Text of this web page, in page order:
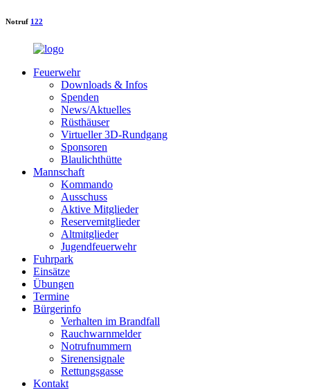
Notruf 122
Feuerwehr
Downloads & Infos
Spenden
News/Aktuelles
Rüsthäuser
Virtueller 3D-Rundgang
Sponsoren
Blaulichthütte
Mannschaft
Kommando
Ausschuss
Aktive Mitglieder
Reservemitglieder
Altmitglieder
Jugendfeuerwehr
Fuhrpark
Einsätze
Übungen
Termine
Bürgerinfo
Verhalten im Brandfall
Rauchwarnmelder
Notrufnummern
Sirenensignale
Rettungsgasse
Kontakt